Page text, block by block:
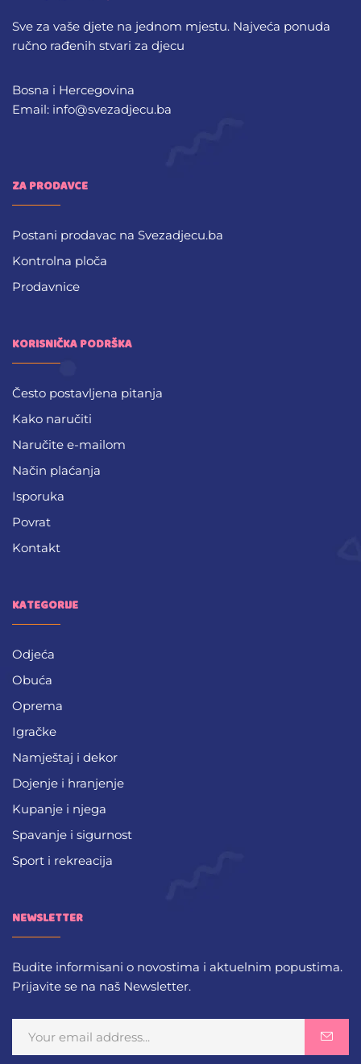
Sve za vaše djete na jednom mjestu. Najveća ponuda
ručno rađenih stvari za djecu
Bosna i Hercegovina
Email: info@svezadjecu.ba
ZA PRODAVCE
Postani prodavac na Svezadjecu.ba
Kontrolna ploča
Prodavnice
KORISNIČKA PODRŠKA
Često postavljena pitanja
Kako naručiti
Naručite e-mailom
Način plaćanja
Isporuka
Povrat
Kontakt
KATEGORIJE
Odjeća
Obuća
Oprema
Igračke
Namještaj i dekor
Dojenje i hranjenje
Kupanje i njega
Spavanje i sigurnost
Sport i rekreacija
NEWSLETTER
Budite informisani o novostima i aktuelnim popustima.
Prijavite se na naš Newsletter.